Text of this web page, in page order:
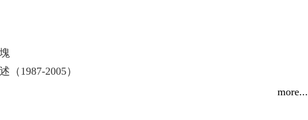
讀本1957-2007》、《華文文學百年選1918-2017》、《馬華文學
1987-2005）
more...